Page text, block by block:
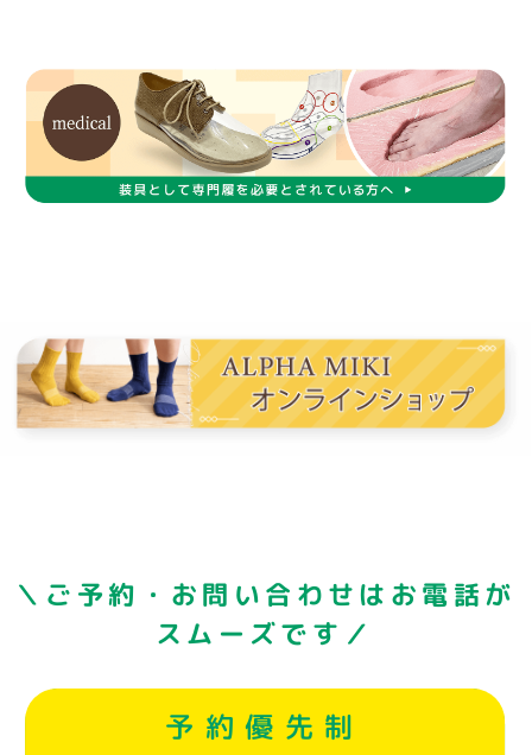
＼ご予約・お問い合わせはお電話が
スムーズです／
予約優先制